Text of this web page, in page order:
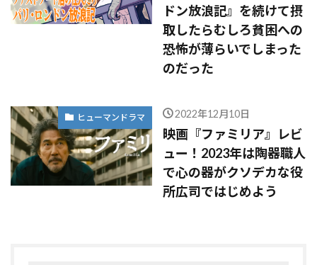
ドン放浪記』を続けて摂
取したらむしろ貧困への
恐怖が薄らいでしまった
のだった
ヒューマンドラマ 2022年12月10日
映画『ファミリア』レビ
ュー！2023年は陶器職人
で心の器がクソデカな役
所広司ではじめよう